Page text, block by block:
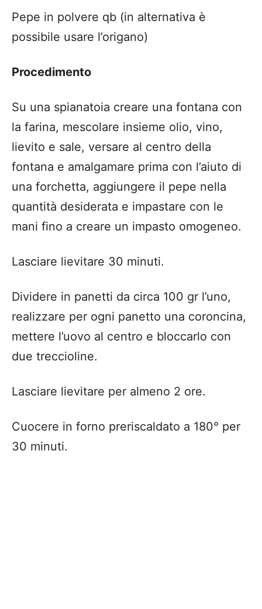
Pepe in polvere qb (in alternativa è
possibile usare l’origano)
Procedimento
Su una spianatoia creare una fontana con
la farina, mescolare insieme olio, vino,
lievito e sale, versare al centro della
fontana e amalgamare prima con l’aiuto di
una forchetta, aggiungere il pepe nella
quantità desiderata e impastare con le
mani fino a creare un impasto omogeneo.
Lasciare lievitare 30 minuti.
Dividere in panetti da circa 100 gr l’uno,
realizzare per ogni panetto una coroncina,
mettere l’uovo al centro e bloccarlo con
due treccioline.
Lasciare lievitare per almeno 2 ore.
Cuocere in forno preriscaldato a 180° per
30 minuti.